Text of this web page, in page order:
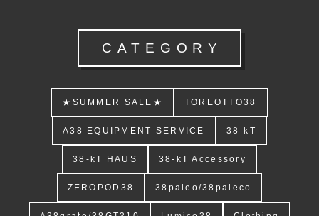
CATEGORY
★SUMMER SALE★ TOREOTTO38
A38 EQUIPMENT SERVICE 38-kT
38-kT HAUS 38-kT Accessory
ZEROPOD38 38paleo/38paleco